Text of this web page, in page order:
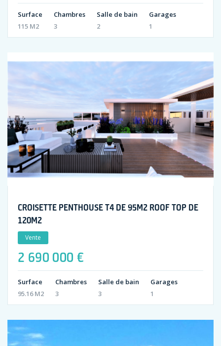
Surface
115 M2
Chambres
3
Salle de bain
2
Garages
1
CROISETTE PENTHOUSE T4 DE 95M2 ROOF TOP DE
120M2
Vente
2 690 000 €
Surface
95.16 M2
Chambres
3
Salle de bain
3
Garages
1